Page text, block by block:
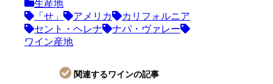
生産地
「せ」
アメリカ
カリフォルニア
セント・ヘレナ
ナパ・ヴァレー
ワイン産地
関連するワインの記事